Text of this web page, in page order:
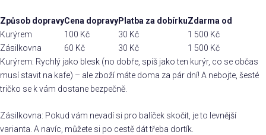
Způsob dopravyCena dopravyPlatba za dobírkuZdarma od
Kurýrem
100 Kč 30 Kč
1 500 Kč
Zásilkovna
60 Kč 30 Kč
1 500 Kč
Kurýrem: Rychlý jako blesk (no dobře, spíš jako ten kurýr, co se občas
musí stavit na kafe) – ale zboží máte doma za pár dní! A nebojte, šesté
tričko se k vám dostane bezpečně.
Zásilkovna: Pokud vám nevadí si pro balíček skočit, je to levnější
varianta. A navíc, můžete si po cestě dát třeba dortík.